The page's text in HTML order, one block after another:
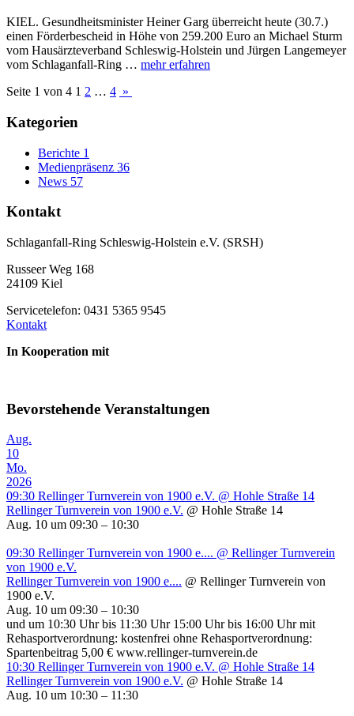
KIEL. Gesundheitsminister Heiner Garg überreicht heute (30.7.)
einen Förderbescheid in Höhe von 259.200 Euro an Michael Sturm
vom Hausärzteverband Schleswig-Holstein und Jürgen Langemeyer
vom Schlaganfall-Ring … mehr erfahren
Seite 1 von 4 1 2 … 4 »
Kategorien
Berichte 1
Medienpräsenz 36
News 57
Kontakt
Schlaganfall-Ring Schleswig-Holstein e.V. (SRSH)
Russeer Weg 168
24109 Kiel
Servicetelefon: 0431 5365 9545
Kontakt
In Kooperation mit
Bevorstehende Veranstaltungen
Aug.
10
Mo.
2026
09:30 Rellinger Turnverein von 1900 e.V. @ Hohle Straße 14
Rellinger Turnverein von 1900 e.V. @ Hohle Straße 14
Aug. 10 um 09:30 – 10:30
09:30 Rellinger Turnverein von 1900 e.... @ Rellinger Turnverein
von 1900 e.V.
Rellinger Turnverein von 1900 e.... @ Rellinger Turnverein von
1900 e.V.
Aug. 10 um 09:30 – 10:30
und um 10:30 Uhr bis 11:30 Uhr 15:00 Uhr bis 16:00 Uhr mit
Rehasportverordnung: kostenfrei ohne Rehasportverordnung:
Spartenbeitrag 5,00 € www.rellinger-turnverein.de
10:30 Rellinger Turnverein von 1900 e.V. @ Hohle Straße 14
Rellinger Turnverein von 1900 e.V. @ Hohle Straße 14
Aug. 10 um 10:30 – 11:30